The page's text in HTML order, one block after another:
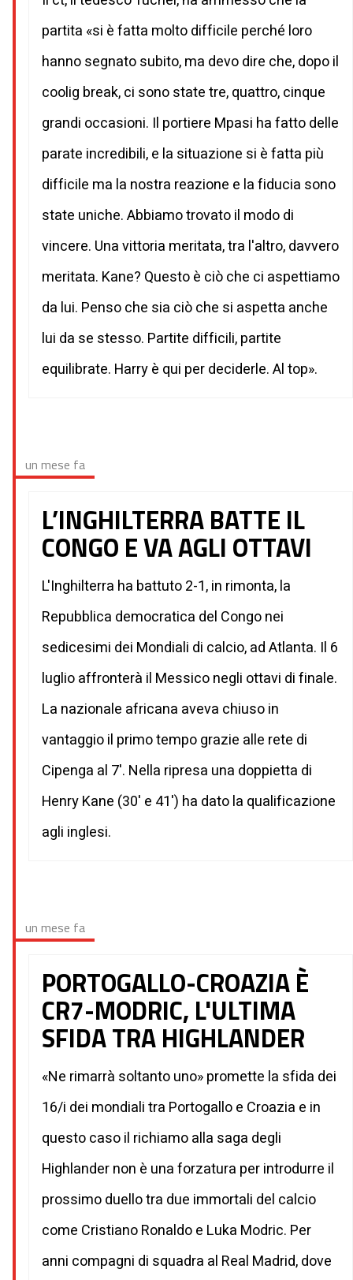
partita «si è fatta molto difficile perché loro
hanno segnato subito, ma devo dire che, dopo il
coolig break, ci sono state tre, quattro, cinque
grandi occasioni. Il portiere Mpasi ha fatto delle
parate incredibili, e la situazione si è fatta più
difficile ma la nostra reazione e la fiducia sono
state uniche. Abbiamo trovato il modo di
vincere. Una vittoria meritata, tra l'altro, davvero
meritata. Kane? Questo è ciò che ci aspettiamo
da lui. Penso che sia ciò che si aspetta anche
lui da se stesso. Partite difficili, partite
equilibrate. Harry è qui per deciderle. Al top».
un mese fa
L’INGHILTERRA BATTE IL
CONGO E VA AGLI OTTAVI
L'Inghilterra ha battuto 2-1, in rimonta, la
Repubblica democratica del Congo nei
sedicesimi dei Mondiali di calcio, ad Atlanta. Il 6
luglio affronterà il Messico negli ottavi di finale.
La nazionale africana aveva chiuso in
vantaggio il primo tempo grazie alle rete di
Cipenga al 7'. Nella ripresa una doppietta di
Henry Kane (30' e 41') ha dato la qualificazione
agli inglesi.
un mese fa
PORTOGALLO-CROAZIA È
CR7-MODRIC, L'ULTIMA
SFIDA TRA HIGHLANDER
«Ne rimarrà soltanto uno» promette la sfida dei
16/i dei mondiali tra Portogallo e Croazia e in
questo caso il richiamo alla saga degli
Highlander non è una forzatura per introdurre il
prossimo duello tra due immortali del calcio
come Cristiano Ronaldo e Luka Modric. Per
anni compagni di squadra al Real Madrid, dove